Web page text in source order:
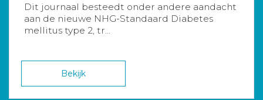
Dit journaal besteedt onder andere aandacht
aan de nieuwe NHG-Standaard Diabetes
mellitus type 2, tr...
Bekijk